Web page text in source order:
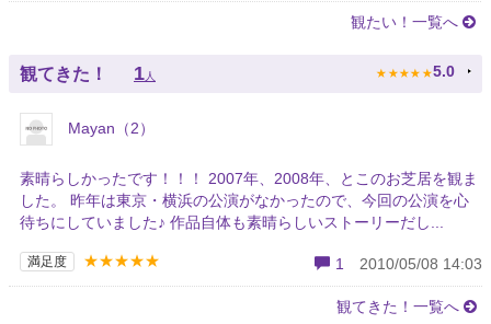
観たい！一覧へ
観てきた！ 1 人 ★ ★ ★ ★ ★ 5.0
Mayan（2）
素晴らしかったです！！！ 2007年、2008年、とこのお芝居を観ま
した。 昨年は東京・横浜の公演がなかったので、今回の公演を心
待ちにしていました♪ 作品自体も素晴らしいストーリーだし...
満足度 ★★★★★ 1 2010/05/08 14:03
観てきた！一覧へ